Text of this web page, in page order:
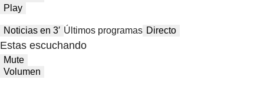
Play
Noticias en 3′ Últimos programas Directo
Estas escuchando
Mute
Volumen